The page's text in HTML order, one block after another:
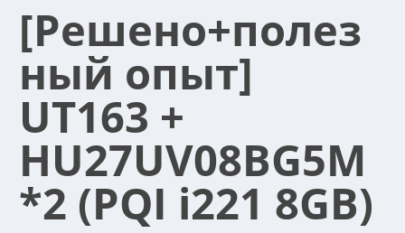
[Решено+полез
ный опыт]
UT163 +
HU27UV08BG5M
*2 (PQI i221 8GB)